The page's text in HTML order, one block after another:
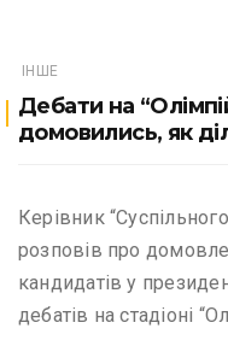
ІНШЕ
Дебати на
домовились, як
Керівник
розповів про
кандидатів у
дебатів на стадіоні